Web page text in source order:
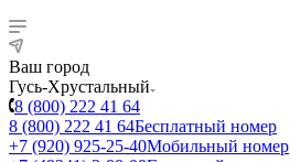
Ваш город
Гусь-Хрустальный
8 (800) 222 41 64
8 (800) 222 41 64Бесплатный номер
+7 (920) 925-25-40Мобильный номер